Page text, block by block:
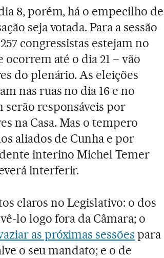
8, porém, há o empecilho de
seja votada. Para a sessão
congressistas estejam no
até o dia 21 – vão
do plenário. As eleições
nas ruas no dia 16 e no
responsáveis por
na Casa. Mas o tempero
aliados de Cunha e por
interino Michel Temer
interferir.
claros no Legislativo: o dos
lo logo fora da Câmara; o
as próximas sessões para
o seu mandato; e o de